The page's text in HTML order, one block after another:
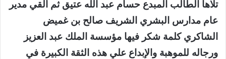
تلاها الطالب المبدع حسام عبد الله عتيق ثم ألقي مدير
عام مدارس البشري الشريف صالح بن غميض
الشاكري كلمة شكر فيها مؤسسة الملك عبد العزيز
ورجاله للموهبة والإبداع علي هذه الثقة الكبيرة في